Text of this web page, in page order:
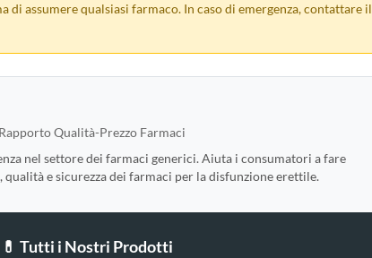
assumere qualsiasi farmaco. In caso di emergenza, contattare il
Qualità-Prezzo Farmaci
nel settore dei farmaci generici. Aiuta i consumatori a fare
e sicurezza dei farmaci per la disfunzione erettile.
💊 Tutti i Nostri Prodotti